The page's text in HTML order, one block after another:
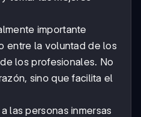
importante
entre la voluntad de los
los profesionales. No
sino que facilita el
las personas inmersas